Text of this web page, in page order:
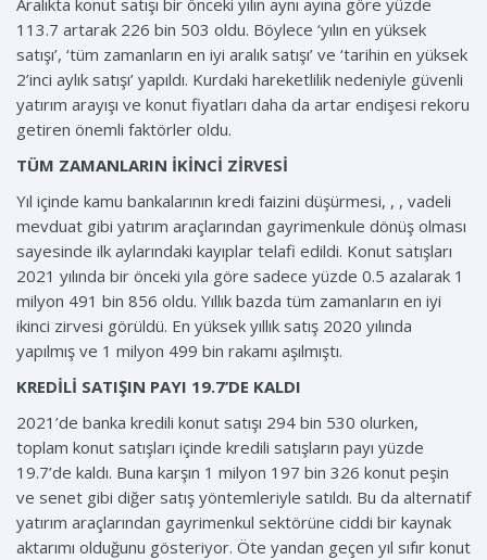
Aralıkta konut satışı bir önceki yılın aynı ayına göre yüzde
113.7 artarak 226 bin 503 oldu. Böylece ‘yılın en yüksek
satışı’, ‘tüm zamanların en iyi aralık satışı’ ve ‘tarihin en yüksek
2’inci aylık satışı’ yapıldı. Kurdaki hareketlilik nedeniyle güvenli
yatırım arayışı ve konut fiyatları daha da artar endişesi rekoru
getiren önemli faktörler oldu.
TÜM ZAMANLARIN İKİNCİ ZİRVESİ
Yıl içinde kamu bankalarının kredi faizini düşürmesi, , , vadeli
mevduat gibi yatırım araçlarından gayrimenkule dönüş olması
sayesinde ilk aylarındaki kayıplar telafi edildi. Konut satışları
2021 yılında bir önceki yıla göre sadece yüzde 0.5 azalarak 1
milyon 491 bin 856 oldu. Yıllık bazda tüm zamanların en iyi
ikinci zirvesi görüldü. En yüksek yıllık satış 2020 yılında
yapılmış ve 1 milyon 499 bin rakamı aşılmıştı.
KREDİLİ SATIŞIN PAYI 19.7’DE KALDI
2021’de banka kredili konut satışı 294 bin 530 olurken,
toplam konut satışları içinde kredili satışların payı yüzde
19.7’de kaldı. Buna karşın 1 milyon 197 bin 326 konut peşin
ve senet gibi diğer satış yöntemleriyle satıldı. Bu da alternatif
yatırım araçlarından gayrimenkul sektörüne ciddi bir kaynak
aktarımı olduğunu gösteriyor. Öte yandan geçen yıl sıfır konut